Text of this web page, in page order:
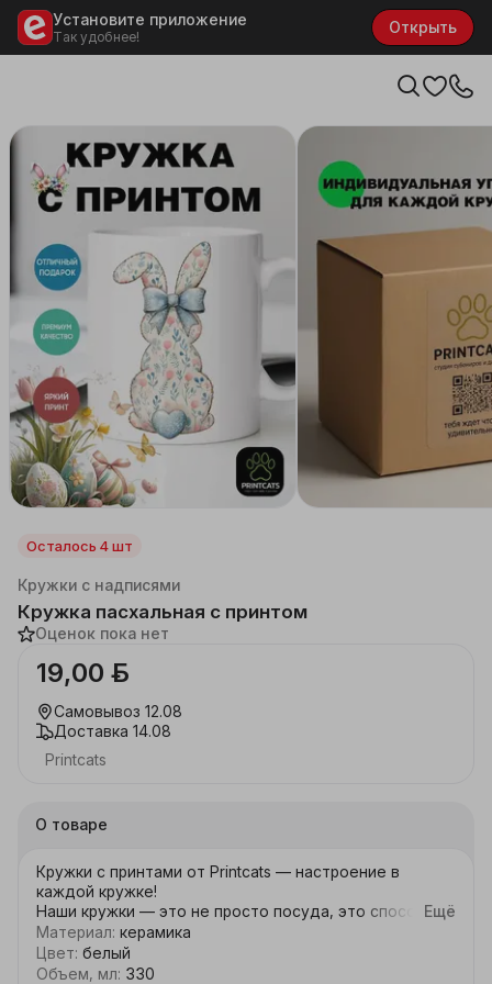
Установите приложение
Так удобнее!
Открыть
Осталось 4 шт
Каталог
Товары для праздника
Кружки с надписями
Кружка пасхальная с принтом
Оценок пока нет
19,00 ƃ
Самовывоз 12.08
Доставка 14.08
Printcats
О товаре
Кружки с принтами от Printcats — настроение в
каждой кружке!
Наши кружки — это не просто посуда, это способ
выразить себя! Яркие принты, стильные рисунки,
остроумные надписи и милые персонажи подойдут
для любого события:
Ещё
Материал: керамика
Цвет: белый
Объем, мл: 330